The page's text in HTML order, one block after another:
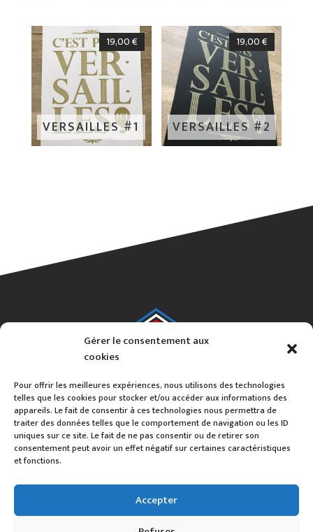
Gérer le consentement aux
cookies
Pour offrir les meilleures expériences, nous utilisons des technologies
telles que les cookies pour stocker et/ou accéder aux informations des
appareils. Le fait de consentir à ces technologies nous permettra de
traiter des données telles que le comportement de navigation ou les ID
uniques sur ce site. Le fait de ne pas consentir ou de retirer son
consentement peut avoir un effet négatif sur certaines caractéristiques
et fonctions.
Accepter
VERSAILLES #1
19,00€
VERSAILLES #2
19,00€
Alex Colin
54220 MALZEVILLE